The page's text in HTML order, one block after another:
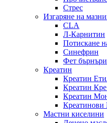
Стрес
Изгаряне на
CLA
Л-Карнитин
Потискане
Синефрин
Фет бърнъри
Креатин
Креатин
Креатин
Креатин
Мастни киселини